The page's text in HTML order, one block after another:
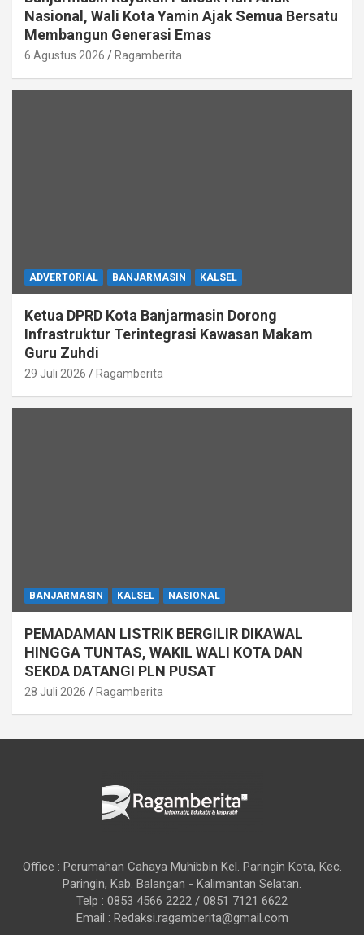
Nasional, Wali Kota Yamin Ajak Semua Bersatu
Membangun Generasi Emas
6 Agustus 2026 Ragamberita
ADVERTORIAL BANJARMASIN KALSEL
Ketua DPRD Kota Banjarmasin Dorong
Infrastruktur Terintegrasi Kawasan Makam
Guru Zuhdi
29 Juli 2026 Ragamberita
BANJARMASIN KALSEL NASIONAL
PEMADAMAN LISTRIK BERGILIR DIKAWAL
HINGGA TUNTAS, WAKIL WALI KOTA DAN
SEKDA DATANGI PLN PUSAT
28 Juli 2026 Ragamberita
Office : Perumahan Cahaya Muhibbin Kel. Paringin Kota, Kec.
Paringin, Kab. Balangan - Kalimantan Selatan.
Telp : 0853 4566 2222 / 0851 7121 6622
Email : Redaksi.ragamberita@gmail.com